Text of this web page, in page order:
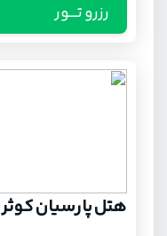
رزرو تـــور
هتل پارسیان کوثر